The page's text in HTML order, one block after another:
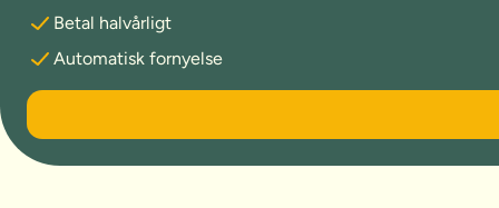
Betal halvårligt
Automatisk fornyelse
6 måneder